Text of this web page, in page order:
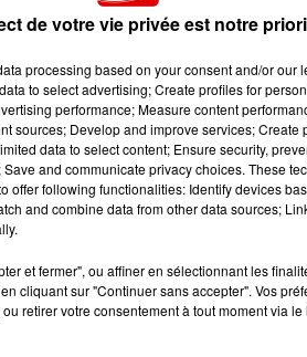
de votre vie privée est notre
processing based on your consent and/or our
to select advertising; Create profiles for
performance; Measure content
sources; Develop and improve services;
data to select content; Ensure security,
and communicate privacy choices. These
offer following functionalities: Identify devices
and combine data from other data sources;
et fermer", ou affiner en sélectionnant les
cliquant sur "Continuer sans accepter". Vos
retirer votre consentement à tout moment via